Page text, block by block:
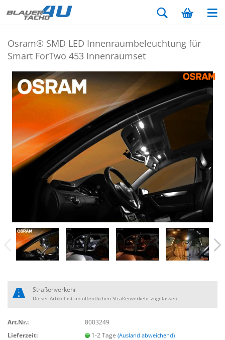
Osram® SMD LED In­nen­raum­be­leuch­tung für
Smart ForT­wo 453 In­nen­ra­um­set
Art.Nr.:
8003249
Lieferzeit:
1-2 Tage(Ausland abweichend)
Straßenverkehr
Dieser Artikel ist im öffentlichen Straßenverkehr zugelassen